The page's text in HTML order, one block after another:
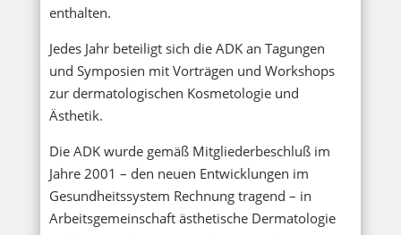
enthalten.
Jedes Jahr beteiligt sich die ADK an Tagungen
und Symposien mit Vorträgen und Workshops
zur dermatologischen Kosmetologie und
Ästhetik.
Die ADK wurde gemäß Mitgliederbeschluß im
Jahre 2001 – den neuen Entwicklungen im
Gesundheitssystem Rechnung tragend – in
Arbeitsgemeinschaft ästhetische Dermatologie